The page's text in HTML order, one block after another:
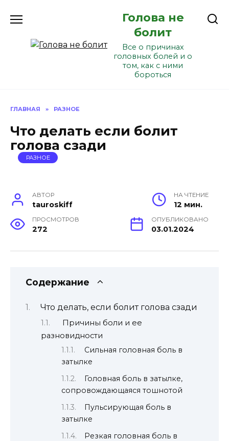
Голова не
болит
Все о причинах
головных болей и о
том, как с ними
бороться
ГЛАВНАЯ » РАЗНОЕ
Что делать если болит
голова сзади
РАЗНОЕ
АВТОР
tauroskiff
НА ЧТЕНИЕ
12 мин.
ПРОСМОТРОВ
272
ОПУБЛИКОВАНО
03.01.2024
Содержание
Что делать, если болит голова сзади
Причины боли и ее
разновидности
Сильная головная боль в
затылке
Головная боль в затылке,
сопровождающаяся тошнотой
Пульсирующая боль в
затылке
Резкая головная боль в